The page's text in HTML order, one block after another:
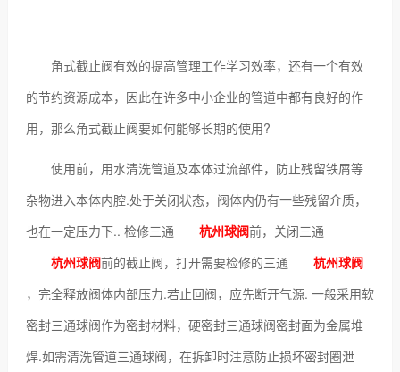
角式截止阀有效的提高管理工作学习效率，还有一个有效
的节约资源成本，因此在许多中小企业的管道中都有良好的作
用，那么角式截止阀要如何能够长期的使用?
使用前，用水清洗管道及本体过流部件，防止残留铁屑等
杂物进入本体内腔.处于关闭状态，阀体内仍有一些残留介质，
也在一定压力下.. 检修三通
杭州球阀前，关闭三通
杭州球阀前的截止阀，打开需要检修的三通
杭州球阀
，完全释放阀体内部压力.若止回阀，应先断开气源. 一般采用软
密封三通球阀作为密封材料，硬密封三通球阀密封面为金属堆
焊.如需清洗管道三通球阀，在拆卸时注意防止损坏密封圈泄